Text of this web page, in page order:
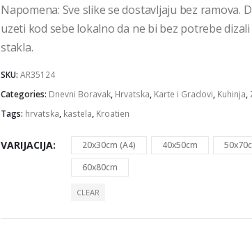
Napomena: Sve slike se dostavljaju bez ramova.
uzeti kod sebe lokalno da ne bi bez potrebe
stakla.
SKU: AR35124
Categories: Dnevni Boravak, Hrvatska, Karte i Gradovi, Kuhinja,
Tags: hrvatska, kastela, Kroatien
VARIJACIJA 20x30cm (A4) 40x50cm
60x80cm
CLEAR